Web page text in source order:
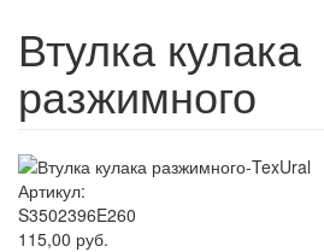
Втулка кулака
разжимного
Артикул:
S3502396E260
115,00 руб.